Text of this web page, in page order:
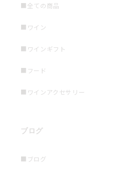
■全ての商品
■ワイン
■ワインギフト
■フード
■ワインアクセサリー
ブログ
■ブログ